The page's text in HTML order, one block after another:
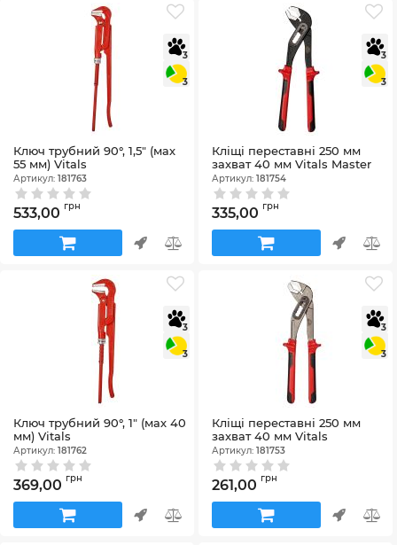
3
3
Ключ трубний 90°, 1,5″ (мах
55 мм) Vitals
Артикул: 181763
533,00 грн
3
3
Кліщі переставні 250 мм
захват 40 мм Vitals Master
Артикул: 181754
335,00 грн
3
3
Ключ трубний 90°, 1″ (мах 40
мм) Vitals
Артикул: 181762
369,00 грн
3
3
Кліщі переставні 250 мм
захват 40 мм Vitals
Артикул: 181753
261,00 грн